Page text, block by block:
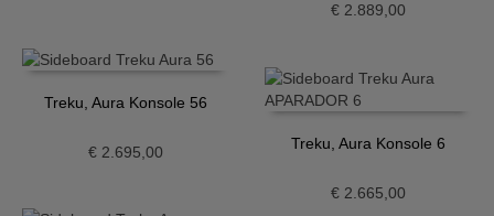
€ 2.889,00
Treku, Aura Konsole 56
€2.695,00 Treku, Aura Konsole 6
€ 2.665,00